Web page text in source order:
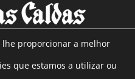
NÓS
lhe proporcionar a melhor
que estamos a utilizar ou